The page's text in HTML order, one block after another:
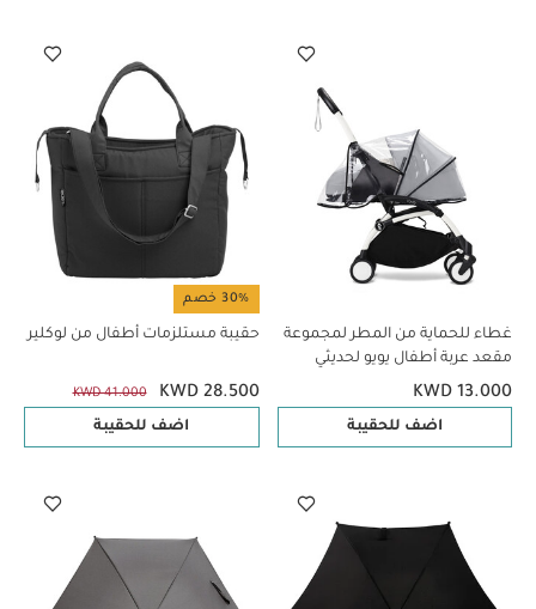
غطاء للحماية من المطر لمجموعة
مقعد عربة أطفال يويو لحديثي
الولادة من ستوك
KWD 13.000
اضف للحقيبة
30% خصم
حقيبة مستلزمات أطفال من لوكلير
KWD 28.500
KWD 41.000
اضف للحقيبة